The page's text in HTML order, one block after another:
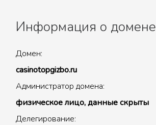
Информация о домене
Домен:
casinotopgizbo.ru
Администратор домена:
физическое лицо, данные скрыты
Делегирование: